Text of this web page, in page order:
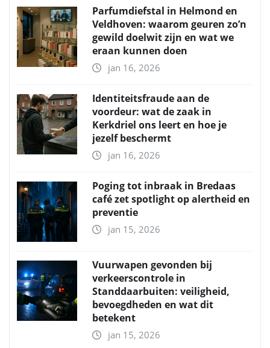
Parfumdiefstal in Helmond en
Veldhoven: waarom geuren zo’n
gewild doelwit zijn en wat we
eraan kunnen doen
jan 16, 2026
Identiteitsfraude aan de
voordeur: wat de zaak in
Kerkdriel ons leert en hoe je
jezelf beschermt
jan 16, 2026
Poging tot inbraak in Bredaas
café zet spotlight op alertheid en
preventie
jan 15, 2026
Vuurwapen gevonden bij
verkeerscontrole in
Standdaarbuiten: veiligheid,
bevoegdheden en wat dit
betekent
jan 15, 2026